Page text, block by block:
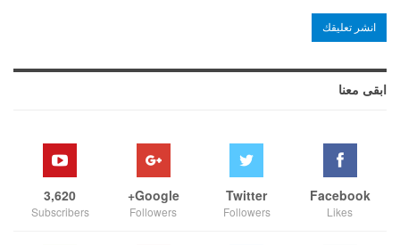
ابقى معنا
Facebook
Likes
Twitter
Followers
Google+
Followers
3,620
Subscribers